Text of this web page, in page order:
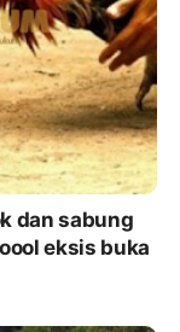
dan sabung
eksis buka